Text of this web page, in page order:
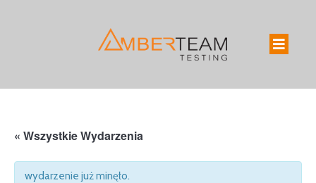
« Wszystkie Wydarzenia
wydarzenie już minęło.